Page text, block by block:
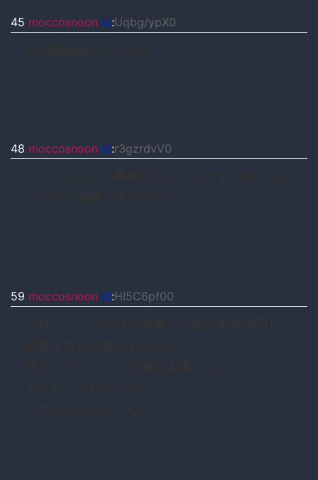
45 moccosnoon id:Uqbg/ypX0
48 moccosnoon id:r3gzrdvV0
59 moccosnoon id:HI5C6pf00